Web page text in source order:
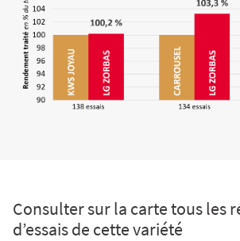
Consulter sur la carte tous les
d’essais de cette variété